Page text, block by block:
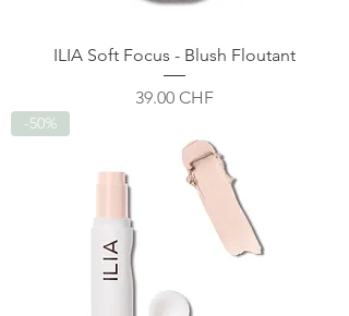
ILIA Soft Focus - Blush Floutant
Prix
39.00 CHF
-50%